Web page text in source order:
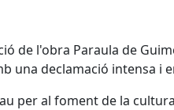
de l'obra Paraula de
una declamació intensa i
per al foment de la